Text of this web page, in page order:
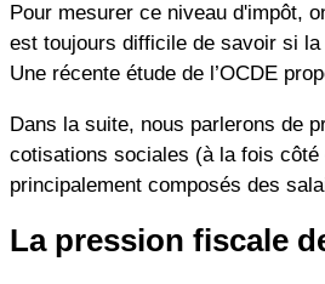
Pour mesurer ce niveau d'impôt,
est toujours difficile de savoir si
Une récente étude de l’OCDE
Dans la suite, nous parlerons de
cotisations sociales (à la fois
principalement composés des
La pression fiscale